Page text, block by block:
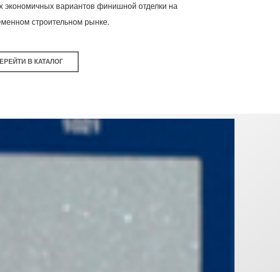
экономичных вариантов финишной отделки на
строительном рынке.
В КАТАЛОГ